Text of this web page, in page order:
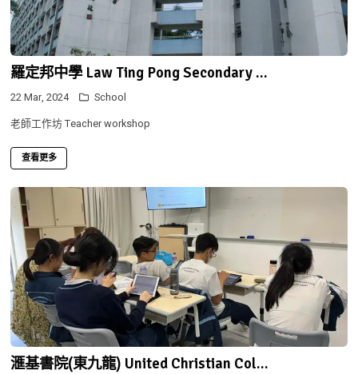
羅定邦中學 Law Ting Pong Secondary ...
22 Mar, 2024
School
老師工作坊 Teacher workshop
查看更多
滙基書院(東九龍) United Christian Col...